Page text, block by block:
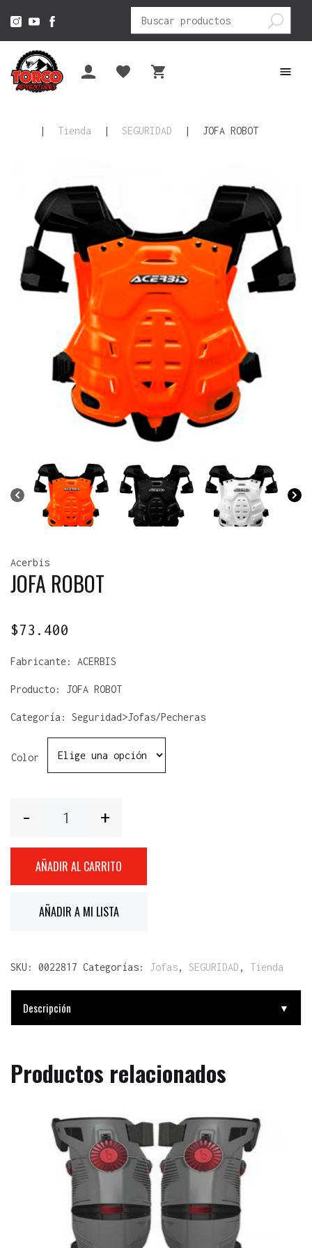
Buscar
por:
| Tienda | SEGURIDAD | JOFA ROBOT
Acerbis
JOFA ROBOT
$73.400
Fabricante: ACERBIS
Producto: JOFA ROBOT
Categoría: Seguridad>Jofas/Pecheras
Color
AÑADIR AL CARRITO
AÑADIR A MI LISTA
SKU: 0022817 Categorías: Jofas, SEGURIDAD , Tienda
Descripción ▼
Productos relacionados